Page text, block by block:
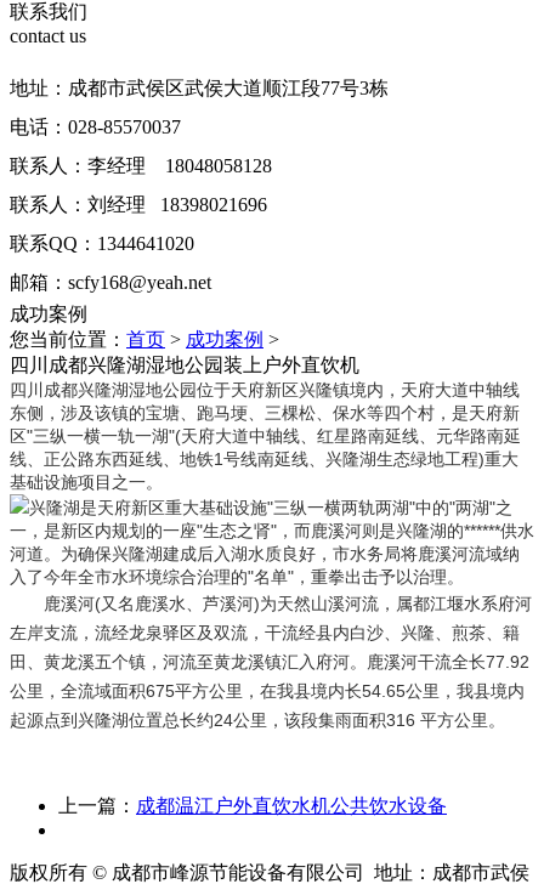
联系我们
contact us
地址：成都市武侯区武侯大道顺江段77号3栋
电话：028-85570037
联系人：李经理 18048058128
联系人：刘经理 18398021696
联系QQ：1344641020
邮箱：scfy168@yeah.net
成功案例
您当前位置： 首页 > 成功案例 >
四川成都兴隆湖湿地公园装上户外直饮机
四川成都兴隆湖湿地公园位于天府新区兴隆镇境内，天府大道中轴线
东侧，涉及该镇的宝塘、跑马埂、三棵松、保水等四个村，是天府新
区"三纵一横一轨一湖"(天府大道中轴线、红星路南延线、元华路南延
线、正公路东西延线、地铁1号线南延线、兴隆湖生态绿地工程)重大
基础设施项目之一。
兴隆湖是天府新区重大基础设施"三纵一横两轨两湖"中的"两湖"之
一，是新区内规划的一座"生态之肾"，而鹿溪河则是兴隆湖的******供水
河道。为确保兴隆湖建成后入湖水质良好，市水务局将鹿溪河流域纳
入了今年全市水环境综合治理的"名单"，重拳出击予以治理。
鹿溪河(又名鹿溪水、芦溪河)为天然山溪河流，属都江堰水系府河
左岸支流，流经龙泉驿区及双流，干流经县内白沙、兴隆、煎茶、籍
田、黄龙溪五个镇，河流至黄龙溪镇汇入府河。鹿溪河干流全长77.92
公里，全流域面积675平方公里，在我县境内长54.65公里，我县境内
起源点到兴隆湖位置总长约24公里，该段集雨面积316 平方公里。
上一篇： 成都温江户外直饮水机公共饮水设备
版权所有 © 成都市峰源节能设备有限公司 地址：成都市武侯